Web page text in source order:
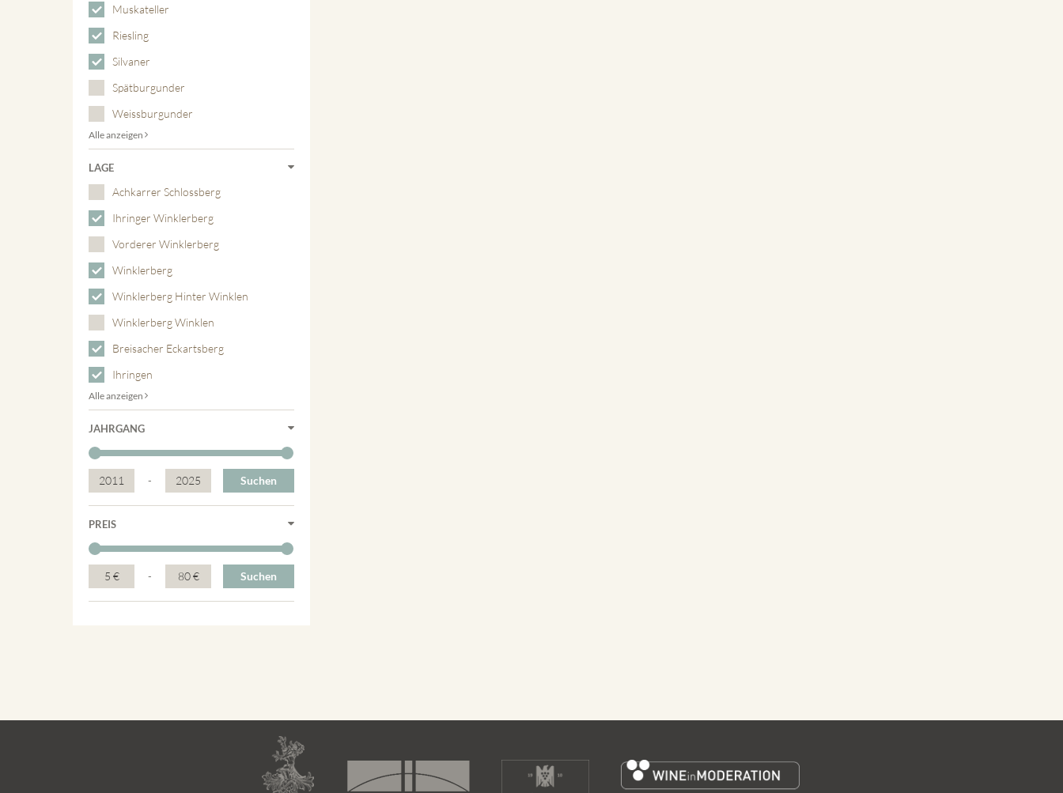
Muskateller
Riesling
Silvaner
Spätburgunder
Weissburgunder
Alle anzeigen
LAGE
Achkarrer Schlossberg
Ihringer Winklerberg
Vorderer Winklerberg
Winklerberg
Winklerberg Hinter Winklen
Winklerberg Winklen
Breisacher Eckartsberg
Ihringen
Alle anzeigen
JAHRGANG
2011 - 2025 Suchen
PREIS
5 € - 80 € Suchen